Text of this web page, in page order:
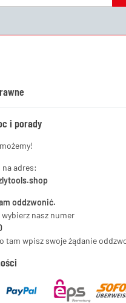
i porady
na adres:
oddzwonić.
nasz numer
tam wpisz swoje żądanie